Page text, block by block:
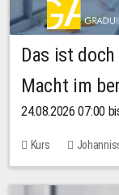
Das ist
Macht im
24.08.2026 07:00
Kurs
30,00 EUR